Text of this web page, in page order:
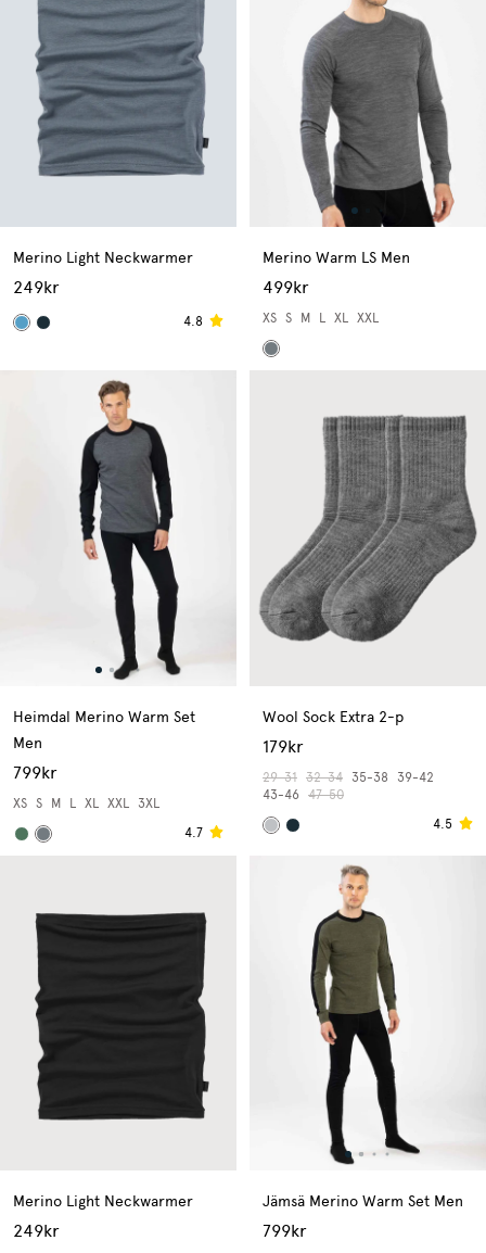
Merino Light Neckwarmer
249kr
4.8
Merino Warm LS Men
499kr
XS S M L XL XXL
Heimdal Merino Warm Set
Men
799kr
XS S M L XL XXL
3XL
4.7
Wool Sock Extra 2-p
179kr
29-31 32-34 35-38
39-42
43-46
47-50
4.5
Merino Light Neckwarmer
249kr
Jämsä Merino Warm Set Men
799kr